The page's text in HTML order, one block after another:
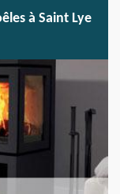
à Saint Lye